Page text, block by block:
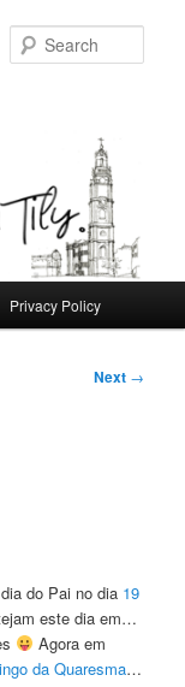
Privacy Policy
Next →
do Pai no dia 19
este dia em…
Agora em
da Quaresma…